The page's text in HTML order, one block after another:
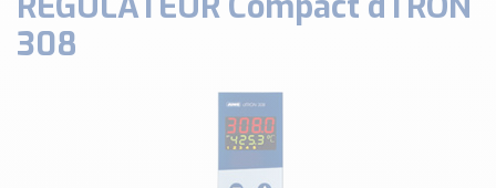
ENREGISTREUR + ACQUISITION DE DONNEES
Voir toutes les catégories …
308